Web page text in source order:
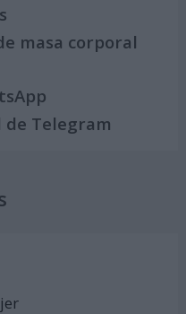
masa corporal
Telegram